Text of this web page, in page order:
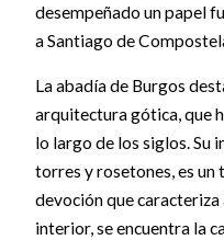
desempeñado un papel
a Santiago de
La abadía de Burgos
arquitectura gótica, que
lo largo de los siglos. Su
torres y rosetones, es un
devoción que caracteriza
interior, se encuentra la